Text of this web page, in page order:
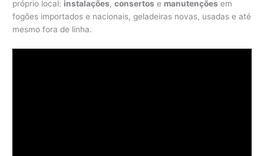
próprio local: instalações,consertos e manutenções em
fogões importados e nacionais, geladeiras novas, usadas e até
mesmo fora de linha.